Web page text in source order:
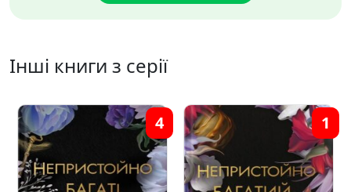
Інші книги з серії
4 1